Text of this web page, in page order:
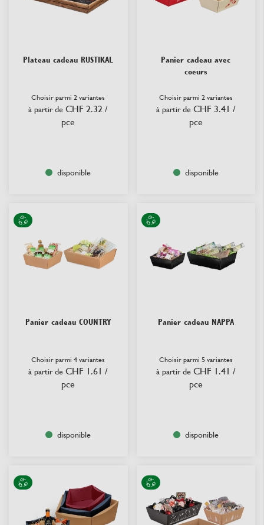
Plateau cadeau RUSTIKAL
Choisir parmi 2 variantes
à partir de CHF 2.32 /
pce
disponible
Panier cadeau avec
coeurs
Choisir parmi 2 variantes
à partir de CHF 3.41 /
pce
disponible
Panier cadeau COUNTRY
Choisir parmi 4 variantes
à partir de CHF 1.61 /
pce
disponible
Panier cadeau NAPPA
Choisir parmi 5 variantes
à partir de CHF 1.41 /
pce
disponible